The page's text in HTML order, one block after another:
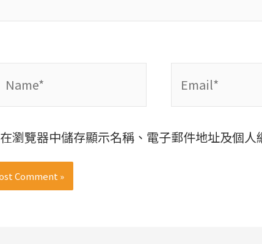
在瀏覽器中儲存顯示名稱、電子郵件地址及個